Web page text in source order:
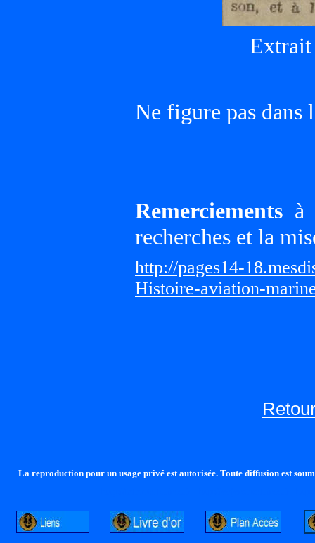
Extrait
Ne figure pas dans
Remerciements à
recherches et la
http://pages14-
Histoire-aviation-
La reproduction pour un usage privé est autorisée. Toute diffusion est